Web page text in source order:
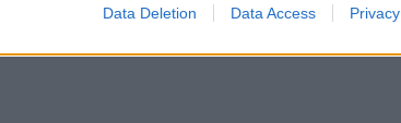
Data Deletion Data Access